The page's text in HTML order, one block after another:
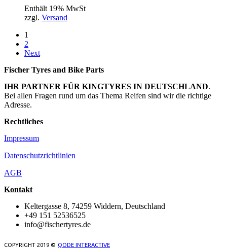
Enthält 19% MwSt
zzgl. Versand
1
2
Next
Fischer Tyres and Bike Parts
IHR PARTNER FÜR KINGTYRES IN DEUTSCHLAND.
Bei allen Fragen rund um das Thema Reifen sind wir die richtige
Adresse.
Rechtliches
Impressum
Datenschutzrichtlinien
AGB
Kontakt
Keltergasse 8, 74259 Widdern, Deutschland
+49 151 52536525
info@fischertyres.de
COPYRIGHT 2019 © QODE INTERACTIVE